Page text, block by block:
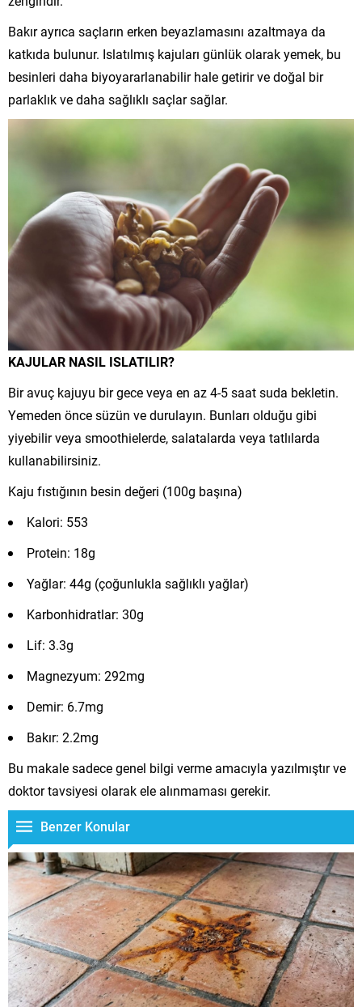
Bakır ayrıca saçların erken beyazlamasını azaltmaya da
katkıda bulunur. Islatılmış kajuları günlük olarak yemek, bu
besinleri daha biyoyararlanabilir hale getirir ve doğal bir
parlaklık ve daha sağlıklı saçlar sağlar.
KAJULAR NASIL ISLATILIR?
Bir avuç kajuyu bir gece veya en az 4-5 saat suda bekletin.
Yemeden önce süzün ve durulayın. Bunları olduğu gibi
yiyebilir veya smoothielerde, salatalarda veya tatlılarda
kullanabilirsiniz.
Kaju fıstığının besin değeri (100g başına)
Kalori: 553
Protein: 18g
Yağlar: 44g (çoğunlukla sağlıklı yağlar)
Karbonhidratlar: 30g
Lif: 3.3g
Magnezyum: 292mg
Demir: 6.7mg
Bakır: 2.2mg
Bu makale sadece genel bilgi verme amacıyla yazılmıştır ve
doktor tavsiyesi olarak ele alınmaması gerekir.
Benzer Konular